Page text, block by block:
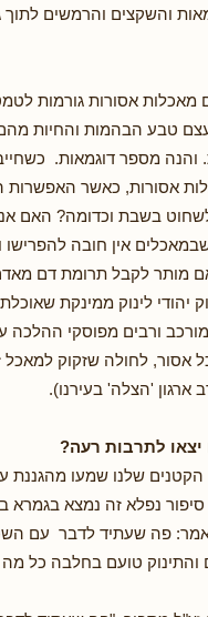
והשקצים והרמשים לתוך
מאכלות אסורות גורמות
טבע הבהמות והחיות מהם
והנה מספר דוגמאות.
אסורות, כאשר האפשרות
בשבת וכדומה? האם
אין חובה להפרישו
מותר לקבל תרומת דם
יהודי לינוק ממינקת
ורבים מפוסקי ההלכה
אסור, לחולה שזקוק
ארגון 'הצלה' בעירנו).
יצאו לתרבות רעה?
הקטנים שלנו שמעו
סיפור נפלא זה נמצא
אמר: פה שעתיד לדבר עם
והתינוק טועם בחלבה כל